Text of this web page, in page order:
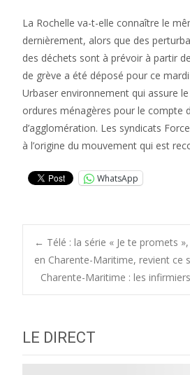
La Rochelle va-t-elle connaître le
dernièrement, alors que des
des déchets sont à prévoir à partir
de grève a été déposé pour ce
Urbaser environnement qui assure
ordures ménagères pour le compte
d’agglomération. Les syndicats
à l’origine du mouvement qui est
WhatsApp
Post
navigation
← Télé : la série « Je te promets
en Charente-Maritime, revient ce
Charente-Maritime : les
LE DIRECT